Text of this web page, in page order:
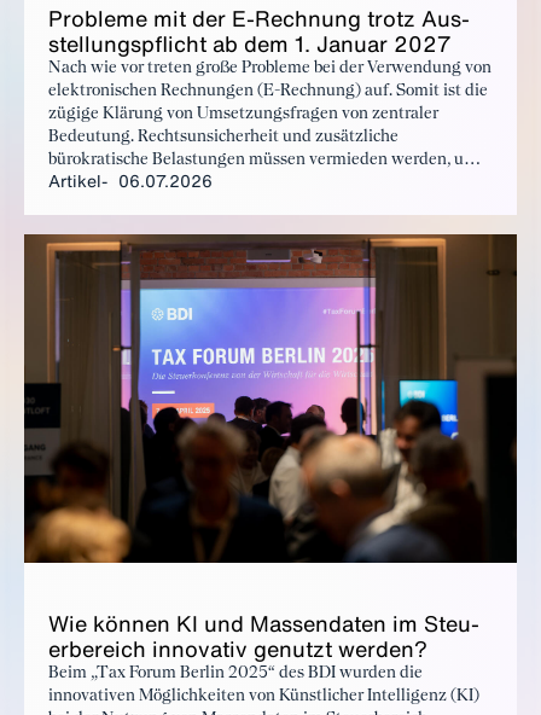
Pro­ble­me mit der E-Rech­nung trotz Aus­
stel­lungs­pflicht ab dem 1. Ja­nu­ar 2027
Nach wie vor treten große Probleme bei der Verwendung von
elektronischen Rechnungen (E-Rechnung) auf. Somit ist die
zügige Klärung von Umsetzungsfragen von zentraler
Bedeutung. Rechtsunsicherheit und zusätzliche
bürokratische Belastungen müssen vermieden werden, um
eine breite Akzeptanz der E-Rechnung zu erreichen.
Artikel 06.07.2026
Wie kön­nen KI und Mas­sen­da­ten im Steu­
er­be­reich in­no­va­tiv ge­nutzt wer­den?
Beim „Tax Forum Berlin 2025“ des BDI wurden die
innovativen Möglichkeiten von Künstlicher Intelligenz (KI)